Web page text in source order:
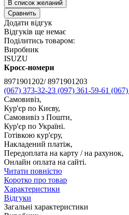
В список желаний
Сравнить
Додати відгук
Відгуків ще немає
Поділитись товаром:
Виробник
ISUZU
Кросс-номери
8971901202/ 8971901203
(067) 373-32-23 (097) 361-59-61
Самовивіз,
Кур'єр по Києву,
Самовивіз з Пошти,
Кур'єр по Україні.
Готівкою кур'єру,
Накладений платіж,
Передоплата на карту / на рахунок,
Онлайн оплата на сайті.
Читати повністю
Коротко про товар
Характеристики
Відгуки
Загальні характеристики